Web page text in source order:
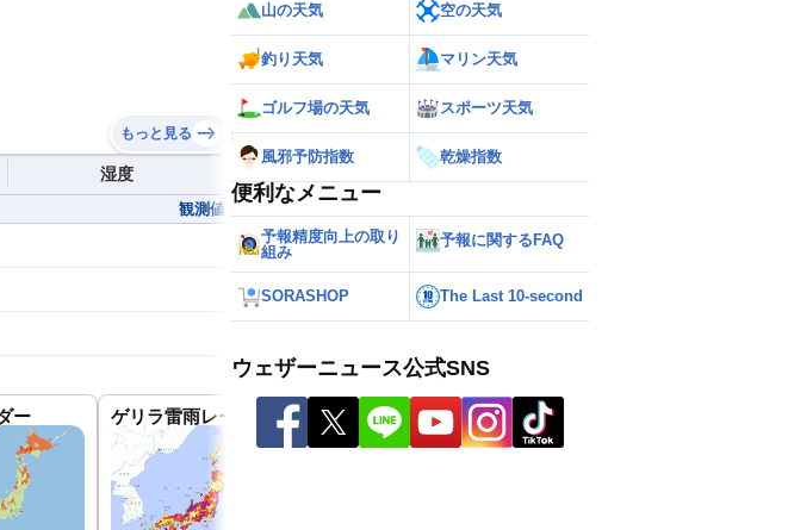
もっと見る
湿度
観測値
ー ゲリラ雷雨レーダー 世界の雨雲レーダー
山の天気 空の天気
釣り天気 マリン天気
ゴルフ場の天気 スポーツ天気
風邪予防指数 乾燥指数
便利なメニュー
予報精度向上の取り
組み
予報に関するFAQ
SORASHOP The Last 10-second
ウェザーニュース公式SNS